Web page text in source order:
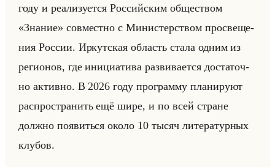
году и ре­али­зу­ет­ся Рос­сийским об­ще­ством
«Знание» сов­мест­но с Ми­ни­стер­ством про­све­ще­
ния Рос­сии. Ир­кут­ская об­ласть стала одним из
ре­ги­онов, где ини­ци­ати­ва раз­ви­ва­ет­ся до­ста­точ­
но ак­тив­но. В 2026 году про­грам­му пла­ни­ру­ют
рас­про­стра­нить ещё шире, и по всей стране
долж­но по­явиться около 10 тысяч ли­те­ра­тур­ных
клу­бов.